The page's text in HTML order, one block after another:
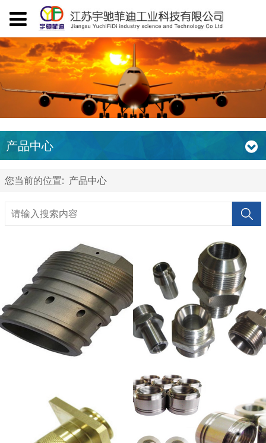
产品中心
您当前的位置: 产品中心